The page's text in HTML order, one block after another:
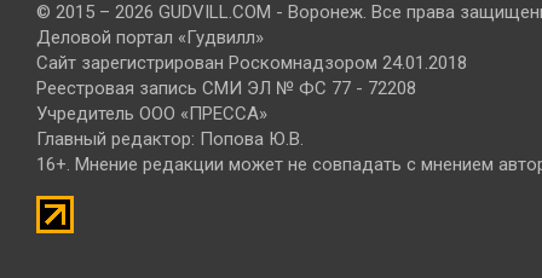
© 2015 – 2026 GUDVILL.COM - Воронеж. Все права
Деловой портал «Гудвилл»
Сайт зарегистрирован Роскомнадзором 24.01.2018
Реестровая запись СМИ ЭЛ № ФС 77 - 72208
Учредитель ООО «ПРЕССА»
Главный редактор: Попова Ю.В.
16+. Мнение редакции может не совпадать с мнением